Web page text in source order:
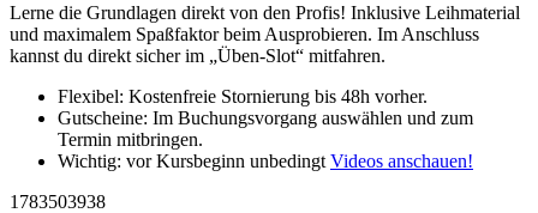
Lerne die Grundlagen direkt von den Profis! Inklusive Leihmaterial
und maximalem Spaßfaktor beim Ausprobieren. Im Anschluss
kannst du direkt sicher im „Üben-Slot“ mitfahren.
Flexibel: Kostenfreie Stornierung bis 48h vorher.
Gutscheine: Im Buchungsvorgang auswählen und zum
Termin mitbringen.
Wichtig: vor Kursbeginn unbedingt Videos anschauen!
1783503938